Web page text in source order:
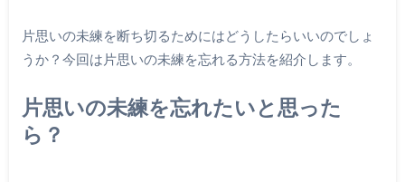
片思いの未練を断ち切るためにはどうしたらいいのでしょ
うか？今回は片思いの未練を忘れる方法を紹介します。
片思いの未練を忘れたいと思った
ら？